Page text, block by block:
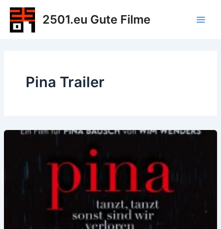
Zum
Inhalt
springen
2501.eu Gute Filme
Pina Trailer